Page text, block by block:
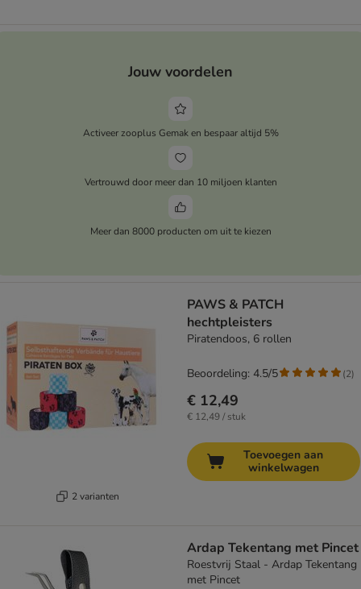
Jouw voordelen
Activeer zooplus Gemak en bespaar altijd 5%
Vertrouwd door meer dan 10 miljoen klanten
Meer dan 8000 producten om uit te kiezen
2 varianten
PAWS & PATCH
hechtpleisters
Piratendoos, 6 rollen
€ 12,49
€ 12,49 / stuk
Beoordeling: 4.5/5 (2)
Toevoegen aan
winkelwagen
Ardap Tekentang met Pincet
Roestvrij Staal - Ardap Tekentang
met Pincet